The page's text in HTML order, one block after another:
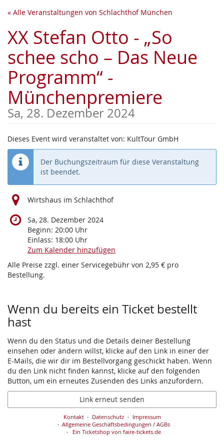
Zum
Inhalt
springen
« Alle Veranstaltungen von Schlachthof München
XX Stefan Otto - „So
schee scho – Das Neue
Programm“ -
Münchenpremiere
Sa, 28. Dezember 2024
Dieses Event wird veranstaltet von: KultTour GmbH
Der Buchungszeitraum für diese Veranstaltung
ist beendet.
Wirtshaus im Schlachthof
Sa, 28. Dezember 2024
Beginn: 20:00 Uhr
Einlass: 18:00 Uhr
Zum Kalender hinzufügen
Alle Preise zzgl. einer Servicegebühr von 2,95 € pro
Bestellung.
Wenn du bereits ein Ticket bestellt
hast
Wenn du den Status und die Details deiner Bestellung
einsehen oder ändern willst, klicke auf den Link in einer der
E-Mails, die wir dir im Bestellvorgang geschickt haben. Wenn
du den Link nicht finden kannst, klicke auf den folgenden
Button, um ein erneutes Zusenden des Links anzufordern.
Link erneut senden
Kontakt Datenschutz
Impressum
Allgemeine Geschäftsbedingungen / AGBs
Ein Ticketshop von faire-tickets.de